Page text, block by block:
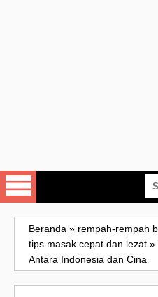
Beranda » rempah-rempah
tips masak cepat dan lezat »
Antara Indonesia dan Cina